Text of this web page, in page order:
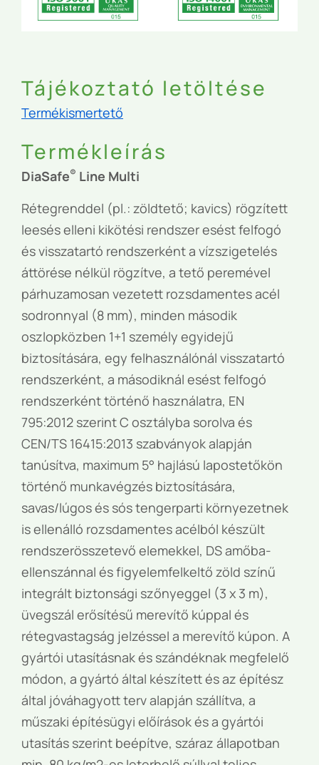
Tájékoztató letöltése
Termékismertető
Termékleírás
DiaSafe® Line Multi
Rétegrenddel (pl.: zöldtető; kavics) rögzített
leesés elleni kikötési rendszer esést felfogó
és visszatartó rendszerként a vízszigetelés
áttörése nélkül rögzítve, a tető peremével
párhuzamosan vezetett rozsdamentes acél
sodronnyal (8 mm), minden második
oszlopközben 1+1 személy egyidejű
biztosítására, egy felhasználónál visszatartó
rendszerként, a másodiknál esést felfogó
rendszerként történő használatra, EN
795:2012 szerint C osztályba sorolva és
CEN/TS 16415:2013 szabványok alapján
tanúsítva, maximum 5° hajlású lapostetőkön
történő munkavégzés biztosítására,
savas/lúgos és sós tengerparti környezetnek
is ellenálló rozsdamentes acélból készült
rendszerösszetevő elemekkel, DS amőba-
ellenszánnal és figyelemfelkeltő zöld színű
integrált biztonsági szőnyeggel (3 x 3 m),
üvegszál erősítésű merevítő kúppal és
rétegvastagság jelzéssel a merevítő kúpon. A
gyártói utasításnak és szándéknak megfelelő
módon, a gyártó által készített és az építész
által jóváhagyott terv alapján szállítva, a
műszaki építésügyi előírások és a gyártói
utasítás szerint beépítve, száraz állapotban